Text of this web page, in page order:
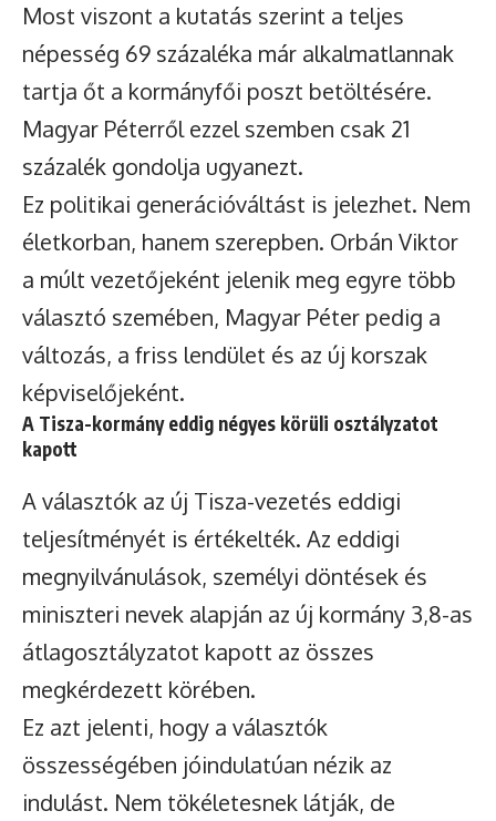
Most viszont a kutatás szerint a teljes
népesség 69 százaléka már alkalmatlannak
tartja őt a kormányfői poszt betöltésére.
Magyar Péterről ezzel szemben csak 21
százalék gondolja ugyanezt.
Ez politikai generációváltást is jelezhet. Nem
életkorban, hanem szerepben. Orbán Viktor
a múlt vezetőjeként jelenik meg egyre több
választó szemében, Magyar Péter pedig a
változás, a friss lendület és az új korszak
képviselőjeként.
A Tisza-kormány eddig négyes körüli osztályzatot
kapott
A választók az új Tisza-vezetés eddigi
teljesítményét is értékelték. Az eddigi
megnyilvánulások, személyi döntések és
miniszteri nevek alapján az új kormány 3,8-as
átlagosztályzatot kapott az összes
megkérdezett körében.
Ez azt jelenti, hogy a választók
összességében jóindulatúan nézik az
indulást. Nem tökéletesnek látják, de